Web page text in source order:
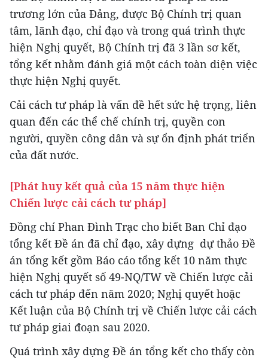
trương lớn của Đảng, được Bộ Chính trị quan
tâm, lãnh đạo, chỉ đạo và trong quá trình thực
hiện Nghị quyết, Bộ Chính trị đã 3 lần sơ kết,
tổng kết nhằm đánh giá một cách toàn diện việc
thực hiện Nghị quyết.
Cải cách tư pháp là vấn đề hết sức hệ trọng, liên
quan đến các thể chế chính trị, quyền con
người, quyền công dân và sự ổn định phát triển
của đất nước.
[Phát huy kết quả của 15 năm thực hiện
Chiến lược cải cách tư pháp]
Đồng chí Phan Đình Trạc cho biết Ban Chỉ đạo
tổng kết Đề án đã chỉ đạo, xây dựng dự thảo Đề
án tổng kết gồm Báo cáo tổng kết 10 năm thực
hiện Nghị quyết số 49-NQ/TW về Chiến lược cải
cách tư pháp đến năm 2020; Nghị quyết hoặc
Kết luận của Bộ Chính trị về Chiến lược cải cách
tư pháp giai đoạn sau 2020.
Quá trình xây dựng Đề án tổng kết cho thấy còn